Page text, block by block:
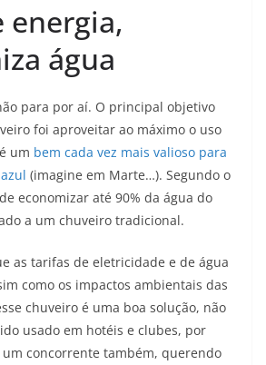
energia,
água
para por aí. O principal objetivo
foi aproveitar ao máximo o uso
um bem cada vez mais valioso para
(imagine em Marte…). Segundo o
economizar até 90% da água do
a um chuveiro tradicional.
as tarifas de eletricidade e de água
como os impactos ambientais das
chuveiro é uma boa solução, não
usado em hotéis e clubes, por
concorrente também, querendo